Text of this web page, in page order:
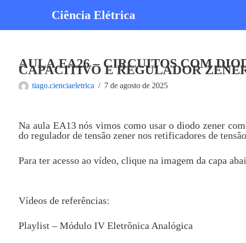
Ciência Elétrica
AULA EA26 – CIRCUITOS COM
CAPACITIVO E REGULADOR
tiago.cienciaeletrica 7 de agosto de 2025
Na aula EA13 nós vimos como usar o diodo zener
do regulador de tensão zener nos retificadores de
Para ter acesso ao vídeo, clique na imagem da capa
Vídeos de referências:
Playlist – Módulo IV Eletrônica Analógica